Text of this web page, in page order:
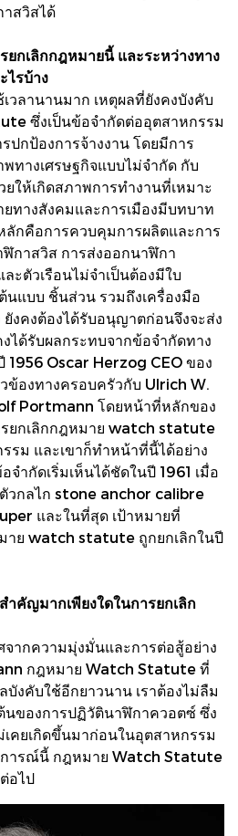
สวิสได้
ยกเลิกกฎหมายนี้ และระหว่างทาง
ไรบ้าง
วลานานมาก เหตุผลที่ยังคงบังคับ
ซึ่งเป็นข้อจำกัดต่ออุตสาหกรรม
ปกป้องการจ้างงาน โดยมีการ
พทางเศรษฐกิจแบบไม่จำกัด กับ
ให้เกิดสภาพการทำงานที่เหมาะ
ยทางสังคมและการเมืองมีบทบาท
ลักคือการควบคุมการผลิตและการ
กาสวิส การส่งออกนาฬิกา
ละตัวเรือนไม่จำเป็นต้องมีใบ
แบบ ชิ้นส่วน รวมถึงเครื่องมือ
ยังคงต้องได้รับอนุญาตก่อนจึงจะส่ง
ได้รับผลกระทบจากข้อจำกัดทาง
1956 Oscar Herzog CEO ของ
ข้องทางครอบครัวกับ Ulrich W.
Portmann โดยหน้าที่หลักของ
รยกเลิกกฎหมาย watch statute
รม และเขาก็ทำหน้าที่นี้ได้อย่าง
จำกัดเริ่มเห็นได้ชัดในปี 1961 เมื่อ
วกลไก stone anchor calibre
และในที่สุด เป้าหมายที่
มาย watch statute ถูกยกเลิกในปี
คัญมากเพียงใดในการยกเลิก
ากความมุ่งมั่นและการต่อสู้อย่าง
กฎหมาย Watch Statute ที่
บังคับใช้อีกยาวนาน เราต้องไม่ลืม
นของการปฏิวัตินาฬิกาควอตซ์ ซึ่ง
คยเกิดขึ้นมาก่อนในอุตสาหกรรม
การณ์นี้ กฎหมาย Watch Statute
อไป